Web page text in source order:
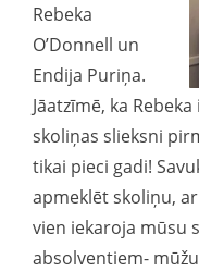
Rebeka
O’Donnell un
Endija Puriņa.
Jāatzīmē, ka
skoliņas slieksni
tikai pieci gadi!
apmeklēt skoliņu,
vien iekaroja mūsu
absolventiem-